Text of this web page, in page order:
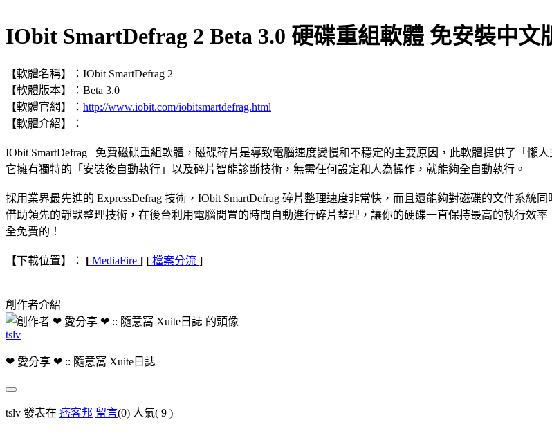
IObit SmartDefrag 2 Beta 3.0 硬碟重組軟體 免安裝中文
【軟體名稱】：IObit SmartDefrag 2
【軟體版本】： Beta 3.0
【軟體官網】： http://www.iobit.com/iobitsmartdefrag.html
【軟體介紹】：
IObit SmartDefrag– 免費磁碟重組軟體，磁碟碎片是導致電腦速度變慢和不穩定的主要原因，此軟體提供了「懶人
它擁有獨特的「安裝後自動執行」以及碎片智能診斷技術，無需任何設定和人為操作，就能夠全自動執行。
採用業界最先進的 ExpressDefrag 技術，IObit SmartDefrag 碎片整理速度非常快，而且還能夠對磁碟的文件系統同
借助領先的靜默整理技術，在後台利用電腦閒置的時間自動進行碎片整理，讓你的硬碟一直保持最高的執行效率
全免費的！
【下載位置】： [ MediaFire ] [ 檔案分流 ]
創作者介紹
tslv
❤ 愛分享 ❤ :: 隨意窩 Xuite日誌
tslv 發表在 痞客邦 留言(0) 人氣( 9 )